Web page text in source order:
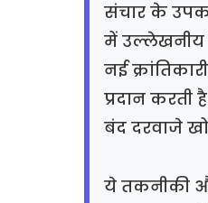
संचार के
में उल्लेखनीय
नई
प्रदान
बंद दरवाजे
ये तकनीकी